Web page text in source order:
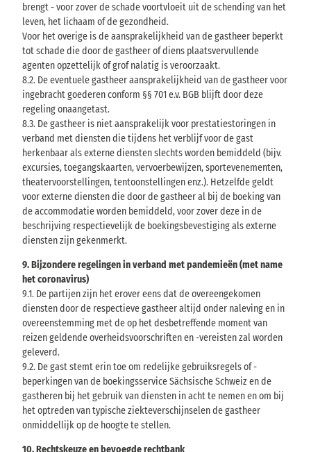
brengt - voor zover de schade voortvloeit uit de schending van het
leven, het lichaam of de gezondheid.
Voor het overige is de aansprakelijkheid van de gastheer beperkt
tot schade die door de gastheer of diens plaatsvervullende
agenten opzettelijk of grof nalatig is veroorzaakt.
8.2. De eventuele gastheer aansprakelijkheid van de gastheer voor
ingebracht goederen conform §§ 701 e.v. BGB blijft door deze
regeling onaangetast.
8.3. De gastheer is niet aansprakelijk voor prestatiestoringen in
verband met diensten die tijdens het verblijf voor de gast
herkenbaar als externe diensten slechts worden bemiddeld (bijv.
excursies, toegangskaarten, vervoerbewijzen, sportevenementen,
theatervoorstellingen, tentoonstellingen enz.). Hetzelfde geldt
voor externe diensten die door de gastheer al bij de boeking van
de accommodatie worden bemiddeld, voor zover deze in de
beschrijving respectievelijk de boekingsbevestiging als externe
diensten zijn gekenmerkt.
9. Bijzondere regelingen in verband met pandemieën (met name
het coronavirus)
9.1. De partijen zijn het erover eens dat de overeengekomen
diensten door de respectieve gastheer altijd onder naleving en in
overeenstemming met de op het desbetreffende moment van
reizen geldende overheidsvoorschriften en -vereisten zal worden
geleverd.
9.2. De gast stemt erin toe om redelijke gebruiksregels of -
beperkingen van de boekingsservice Sächsische Schweiz en de
gastheren bij het gebruik van diensten in acht te nemen en om bij
het optreden van typische ziekteverschijnselen de gastheer
onmiddellijk op de hoogte te stellen.
10. Rechtskeuze en bevoegde rechtbank